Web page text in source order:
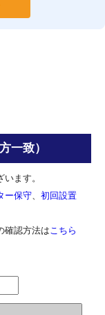
一致）
ます。
ー保守
初回設置
確認方法は こちら